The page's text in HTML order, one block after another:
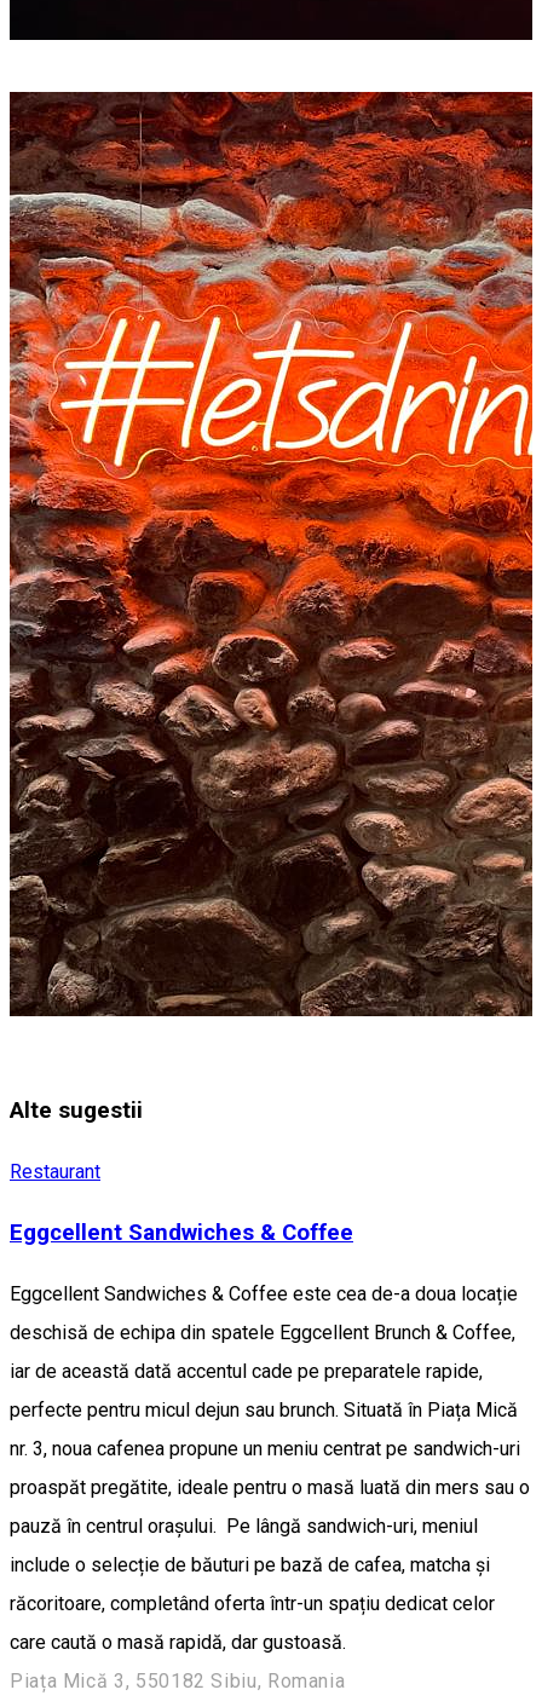
Alte sugestii
Restaurant
Eggcellent Sandwiches & Coffee
Eggcellent Sandwiches & Coffee este cea de-a doua locație
deschisă de echipa din spatele Eggcellent Brunch & Coffee,
iar de această dată accentul cade pe preparatele rapide,
perfecte pentru micul dejun sau brunch. Situată în Piața Mică
nr. 3, noua cafenea propune un meniu centrat pe sandwich-uri
proaspăt pregătite, ideale pentru o masă luată din mers sau o
pauză în centrul orașului. Pe lângă sandwich-uri, meniul
include o selecție de băuturi pe bază de cafea, matcha și
răcoritoare, completând oferta într-un spațiu dedicat celor
care caută o masă rapidă, dar gustoasă.
Piața Mică 3, 550182 Sibiu, Romania